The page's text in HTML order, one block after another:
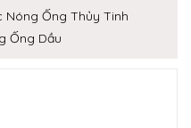
Nóng Ống Thủy Tinh
Ống Dầu